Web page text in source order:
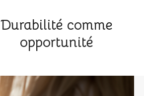
Durabilité comme
opportunité